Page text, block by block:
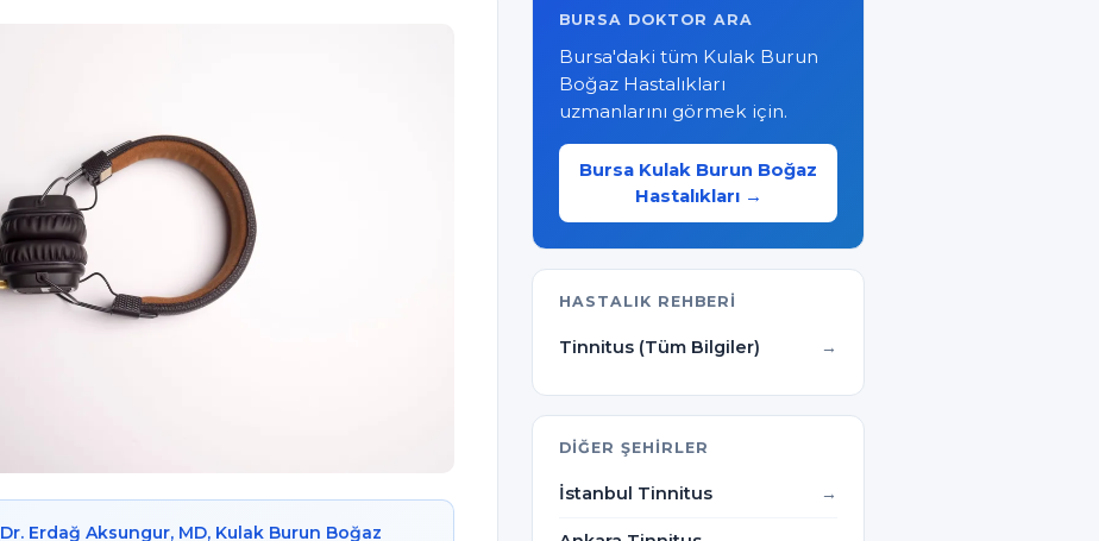
Dr. Erdağ Aksungur, MD, Kulak Burun Boğaz
BURSA DOKTOR ARA
Bursa'daki tüm Kulak Burun
Boğaz Hastalıkları
uzmanlarını görmek için.
Bursa Kulak Burun Boğaz
Hastalıkları →
HASTALIK REHBERI
Tinnitus (Tüm Bilgiler)
DIĞER ŞEHIRLER
İstanbul Tinnitus